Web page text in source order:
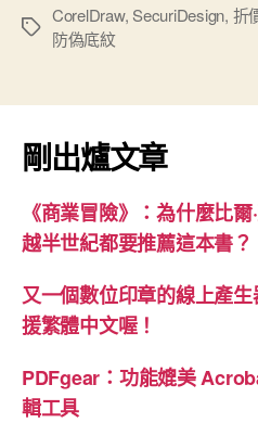
標
CorelDraw,SecuriDesign, 折
防偽底紋
剛出爐文章
《商業冒險》：為什麼比
越半世紀都要推薦這本書？
又一個數位印章的線上產
援繁體中文喔！
PDFgear：功能媲美
輯工具